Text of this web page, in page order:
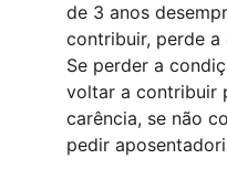
de 3 anos
contribuir, perde a
Se perder a
voltar a contribuir
carência, se não
pedir